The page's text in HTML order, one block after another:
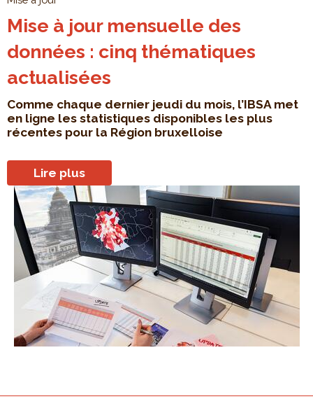
Mise à jour mensuelle des
données : cinq thématiques
actualisées
Comme chaque dernier jeudi du mois, l’IBSA met
en ligne les statistiques disponibles les plus
récentes pour la Région bruxelloise
Lire plus